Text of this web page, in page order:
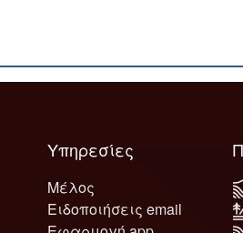
Υπηρεσίες
Μέλος
Ειδοποιήσεις email